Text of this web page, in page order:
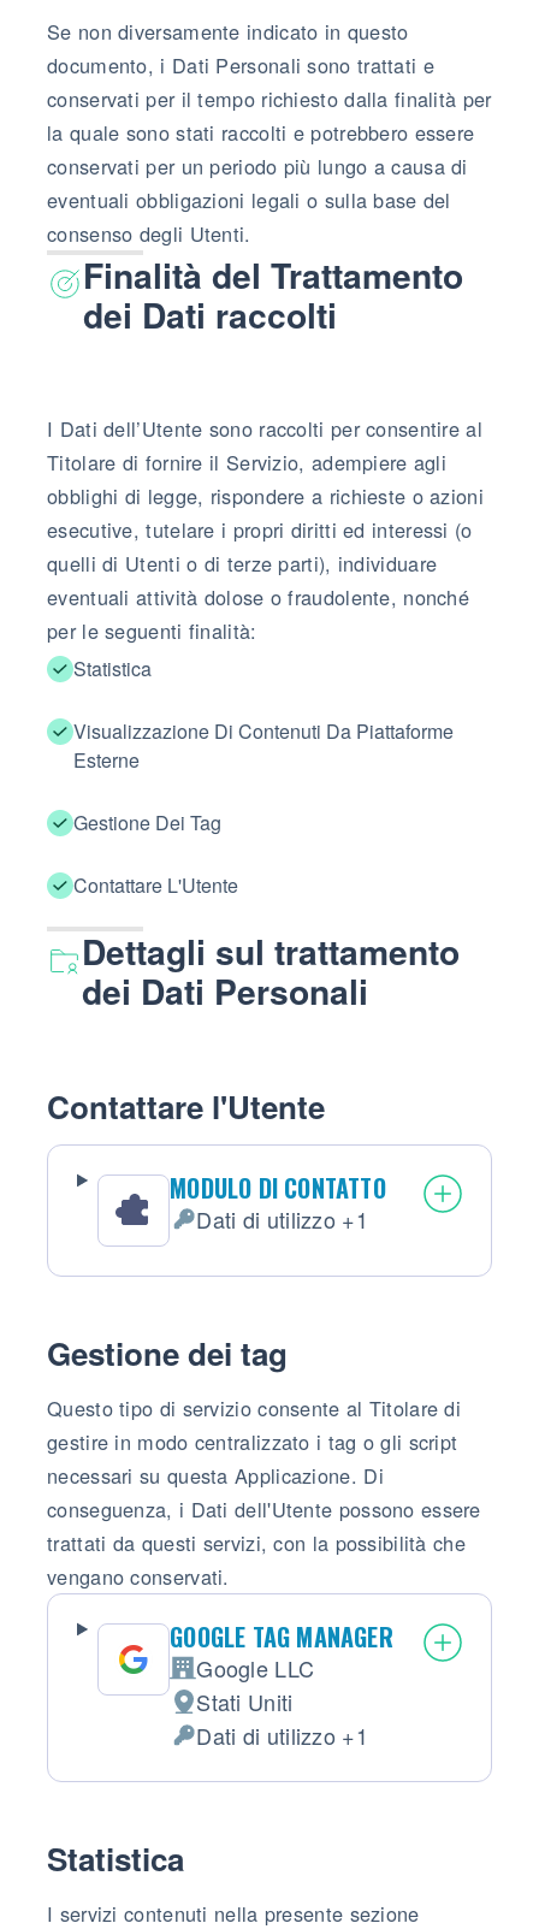
Se non diversamente indicato in questo
documento, i Dati Personali sono trattati e
conservati per il tempo richiesto dalla finalità per
la quale sono stati raccolti e potrebbero essere
conservati per un periodo più lungo a causa di
eventuali obbligazioni legali o sulla base del
consenso degli Utenti.
Finalità del Trattamento
dei Dati raccolti
I Dati dell’Utente sono raccolti per consentire al
Titolare di fornire il Servizio, adempiere agli
obblighi di legge, rispondere a richieste o azioni
esecutive, tutelare i propri diritti ed interessi (o
quelli di Utenti o di terze parti), individuare
eventuali attività dolose o fraudolente, nonché
per le seguenti finalità:
Statistica
Visualizzazione Di Contenuti Da Piattaforme
Esterne
Gestione Dei Tag
Contattare L'Utente
Dettagli sul trattamento
dei Dati Personali
Contattare l'Utente
MODULO DI CONTATTO
Dati Personali trattati:
Dati di utilizzo +1
Gestione dei tag
Questo tipo di servizio consente al Titolare di
gestire in modo centralizzato i tag o gli script
necessari su questa Applicazione. Di
conseguenza, i Dati dell'Utente possono essere
trattati da questi servizi, con la possibilità che
vengano conservati.
GOOGLE TAG MANAGER
Azienda:
Google LLC
Luogo del trattamento:
Stati Uniti
Dati Personali trattati:
Dati di utilizzo +1
Statistica
I servizi contenuti nella presente sezione